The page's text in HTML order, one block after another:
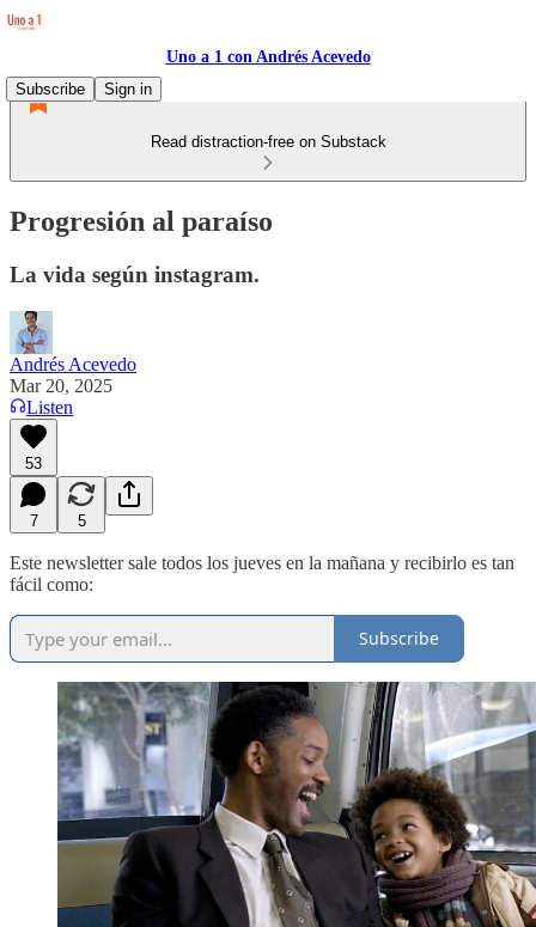
Uno a 1 con Andrés Acevedo
Subscribe
Sign in
Read distraction-free on Substack
Progresión al paraíso
La vida según instagram.
Andrés Acevedo
Mar 20, 2025
Listen
53
7 5
Este newsletter sale todos los jueves en la mañana y recibirlo es tan
fácil como:
Subscribe